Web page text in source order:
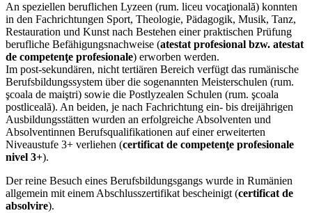
An speziellen beruflichen Lyzeen (rum. liceu vocaţională) konnten
in den Fachrichtungen Sport, Theologie, Pädagogik, Musik, Tanz,
Restauration und Kunst nach Bestehen einer praktischen Prüfung
berufliche Befähigungsnachweise (atestat profesional bzw. atestat
de competenţe profesionale) erworben werden.
Im post-sekundären, nicht tertiären Bereich verfügt das rumänische
Berufsbildungssystem über die sogenannten Meisterschulen (rum.
şcoala de maiştri) sowie die Postlyzealen Schulen (rum. şcoala
postliceală). An beiden, je nach Fachrichtung ein- bis dreijährigen
Ausbildungsstätten wurden an erfolgreiche Absolventen und
Absolventinnen Berufsqualifikationen auf einer erweiterten
Niveaustufe 3+ verliehen (certificat de competenţe profesionale
nivel 3+).
Der reine Besuch eines Berufsbildungsgangs wurde in Rumänien
allgemein mit einem Abschlusszertifikat bescheinigt (certificat de
absolvire).